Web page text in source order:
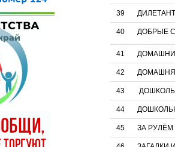
39 ДИЛЕТАНТ
40 ДОБРЫЕ
41
42
43
44
45 ЗА РУЛЁМ